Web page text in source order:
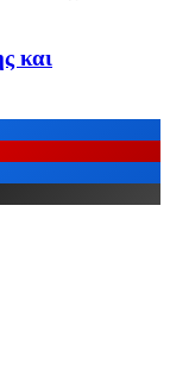
και